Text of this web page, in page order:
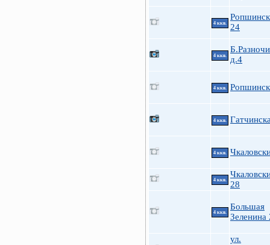
4 ккв.
24
4 ккв.
д.4
4 ккв.
4 ккв.
4 ккв.
4 ккв.
28
4 ккв.
Большая
Зеленина
ул.